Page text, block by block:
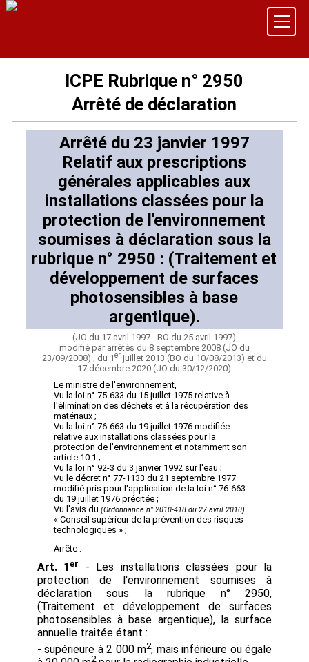
ICPE Rubrique n° 2950
Arrêté de déclaration
Arrêté du 23 janvier 1997
Relatif aux prescriptions
générales applicables aux
installations classées pour la
protection de l'environnement
soumises à déclaration sous la
rubrique n° 2950 : (Traitement et
développement de surfaces
photosensibles à base
argentique).
(JO du 17 avril 1997 - BO du 25 avril 1997)
modifié par arrêtés du 8 septembre 2008 (JO du
23/09/2008) , du 1erjuillet 2013 (BO du 10/08/2013) et du
17 décembre 2020 (JO du 30/12/2020)
Le ministre de l'environnement,
Vu la loi n° 75-633 du 15 juillet 1975 relative à
l'élimination des déchets et à la récupération des
matériaux ;
Vu la loi n° 76-663 du 19 juillet 1976 modifiée
relative aux installations classées pour la
protection de l'environnement et notamment son
article 10.1 ;
Vu la loi n° 92-3 du 3 janvier 1992 sur l'eau ;
Vu le décret n° 77-1133 du 21 septembre 1977
modifié pris pour l'application de la loi n° 76-663
du 19 juillet 1976 précitée ;
Vu l'avis du (Ordonnance n° 2010-418 du 27 avril 2010)
« Conseil supérieur de la prévention des risques
technologiques » ;
Arrête :
Art. 1er
- Les installations classées pour la
protection de l'environnement soumises à
déclaration sous la rubrique n°2950,
(Traitement et développement de surfaces
photosensibles à base argentique), la surface
annuelle traitée étant :
- supérieure à 2 000 m2, mais inférieure ou égale
2